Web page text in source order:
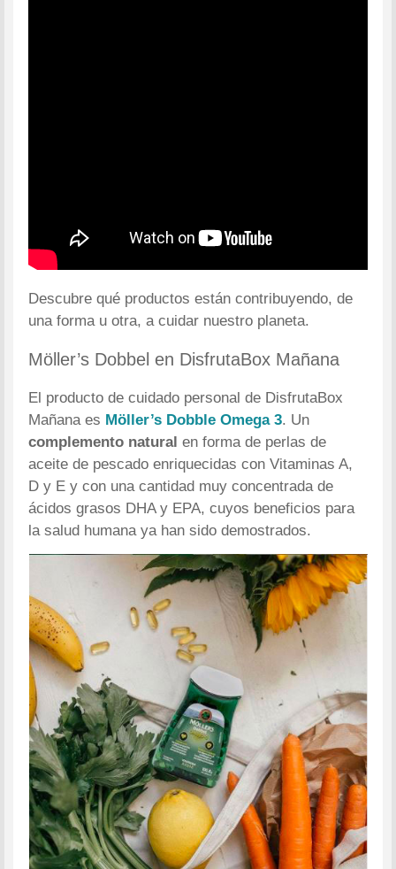
Descubre qué productos están contribuyendo, de
una forma u otra, a cuidar nuestro planeta.
Möller’s Dobbel en DisfrutaBox Mañana
El producto de cuidado personal de DisfrutaBox
Mañana es Möller’s Dobble Omega 3. Un
complemento naturalen forma de perlas de
aceite de pescado enriquecidas con Vitaminas A,
D y E y con una cantidad muy concentrada de
ácidos grasos DHA y EPA, cuyos beneficios para
la salud humana ya han sido demostrados.